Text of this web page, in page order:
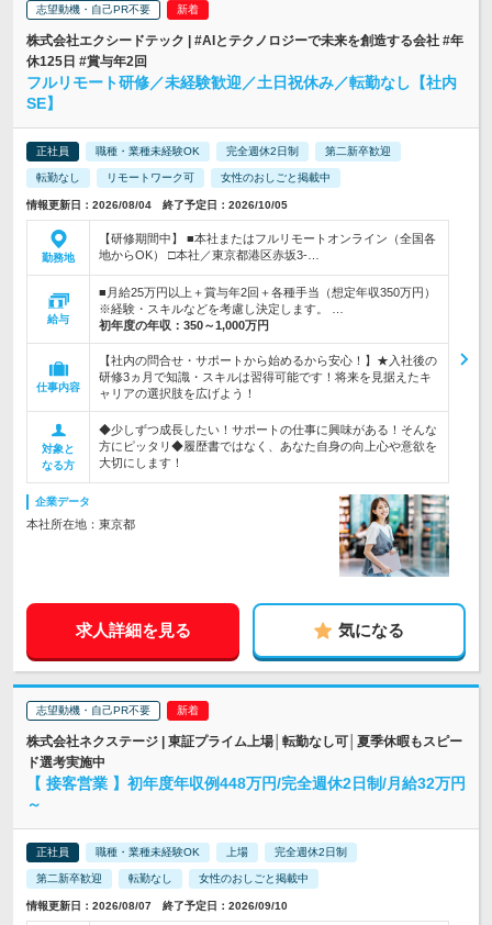
志望動機・自己PR不要
株式会社エクシードテック | #AIとテクノロジーで未来を創造する会社 #年
休125日 #賞与年2回
フルリモート研修／未経験歓迎／土日祝休み／転勤なし【社内
SE】
正社員 職種・業種未経験OK 完全週休2日制 第二新卒歓迎
転勤なし リモートワーク可 女性のおしごと掲載中
情報更新日：2026/08/04 終了予定日：2026/10/05
勤務地
【研修期間中】 ■本社またはフルリモートオンライン（全国各
地からOK） □本社／東京都港区赤坂3-…
給与
■月給25万円以上＋賞与年2回＋各種手当（想定年収350万円）
※経験・スキルなどを考慮し決定します。 …
初年度の年収： 350～1,000万円
仕事内容
【社内の問合せ・サポートから始めるから安心！】★入社後の
研修3ヵ月で知識・スキルは習得可能です！将来を見据えたキ
ャリアの選択肢を広げよう！
対象と
なる方
◆少しずつ成長したい！サポートの仕事に興味がある！そんな
方にピッタリ◆履歴書ではなく、あなた自身の向上心や意欲を
大切にします！
企業データ
本社所在地：東京都
求人詳細を見る 気になる
志望動機・自己PR不要
株式会社ネクステージ | 東証プライム上場│転勤なし可│夏季休暇もスピー
ド選考実施中
【 接客営業 】初年度年収例448万円/完全週休2日制/月給32万円
～
正社員 職種・業種未経験OK 上場 完全週休2日制
第二新卒歓迎 転勤なし 女性のおしごと掲載中
情報更新日：2026/08/07 終了予定日：2026/09/10